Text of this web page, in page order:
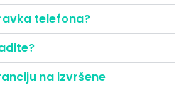
telefona?
na izvršene